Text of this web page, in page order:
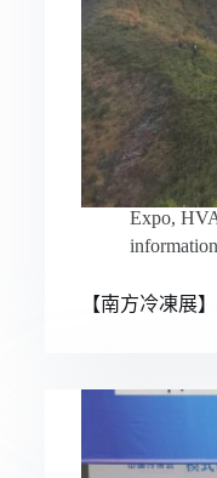
Expo,
information
【南方冷凍展